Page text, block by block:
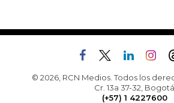
© 2026, RCN Medios. Todos los
Cr. 13a 37-32, Bogotá
(+57) 1 4227600